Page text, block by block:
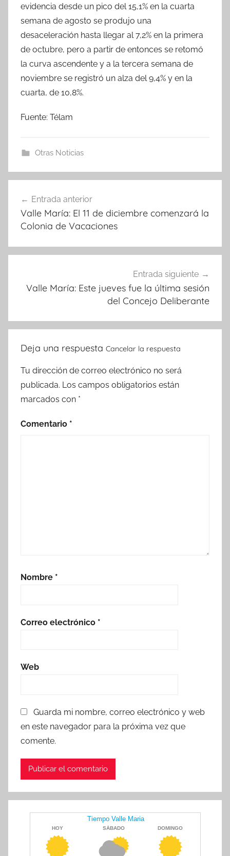
evidencia desde un pico del 15,1% en la cuarta
semana de agosto se produjo una
desaceleración hasta llegar al 7,2% en la primera
de octubre, pero a partir de entonces se retomó
la curva ascendente y a la tercera semana de
noviembre se registró un alza del 9,4% y en la
cuarta, de 10,8%.
Fuente: Télam
Otras Noticias
de
entradas
Entrada anterior
Valle María: El 11 de diciembre comenzará la
Colonia de Vacaciones
Entrada siguiente
Valle María: Este jueves fue la última sesión
del Concejo Deliberante
Deja una respuesta Cancelar la respuesta
Tu dirección de correo electrónico no será
publicada. Los campos obligatorios están
marcados con *
Comentario *
Nombre *
Correo electrónico *
Web
Guarda mi nombre, correo electrónico y web
en este navegador para la próxima vez que
comente.